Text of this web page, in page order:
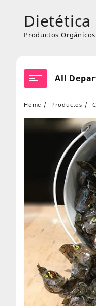
contentDietética
Productos
All
Home Productos